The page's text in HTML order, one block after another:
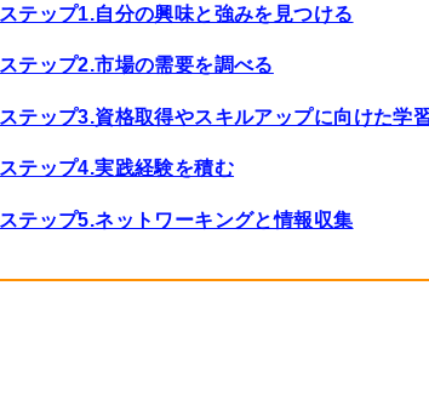
ステップ1.自分の興味と強みを見つける
ステップ2.市場の需要を調べる
ステップ3.資格取得やスキルアップに向けた学
ステップ4.実践経験を積む
ステップ5.ネットワーキングと情報収集